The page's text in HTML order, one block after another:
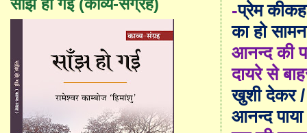
-प्रेम
का हो
आनन्द की
दायरे से
खुशी देकर /
आनन्द
साँझ हो गई (काव्य-संग्रह)